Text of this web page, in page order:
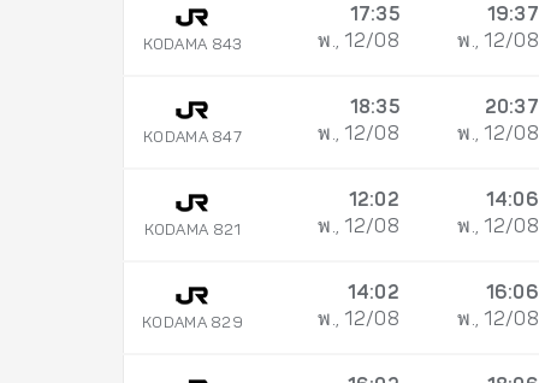
KODAMA 843
17:35
พ., 12/08
19:37
พ., 12/08
KODAMA 847
18:35
พ., 12/08
20:37
พ., 12/08
KODAMA 821
12:02
พ., 12/08
14:06
พ., 12/08
KODAMA 829
14:02
พ., 12/08
16:06
พ., 12/08